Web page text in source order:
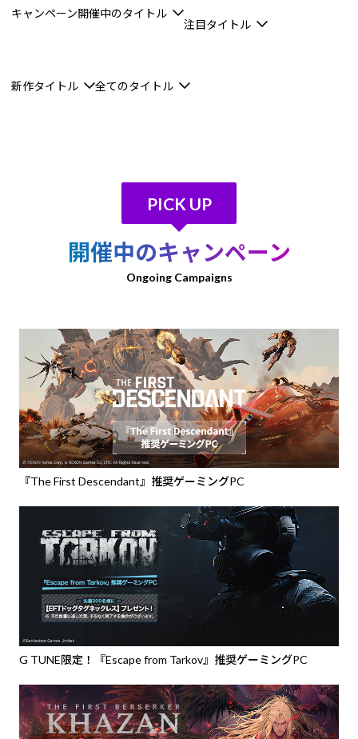
キャンペーン開催中のタイトル
注目タイトル
新作タイトル 全てのタイトル
PICK UP
開催中のキャンペーン
Ongoing Campaigns
『The First Descendant』推奨ゲーミングPC
G TUNE限定！『Escape from Tarkov』推奨ゲーミングPC